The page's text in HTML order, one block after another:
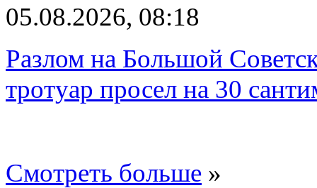
05.08.2026, 08:18
Разлом на Большой
тротуар просел на 30
Смотреть больше »